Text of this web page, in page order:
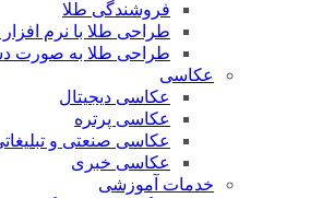
فروشندگی طلا
طراحی طلا با نرم
طراحی طلا به صورت
عکاسی
عکاسی دیجیتال
عکاسی پرتره
عکاسی صنعتی و
عکاسی خبری
خدمات آموزشی